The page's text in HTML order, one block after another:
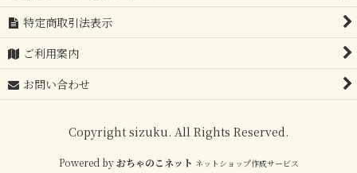
特定商取引法表示
ご利用案内
お問い合わせ
Copyright sizuku. All Rights Reserved.
Powered byおちゃのこネット ネットショップ作成サービス